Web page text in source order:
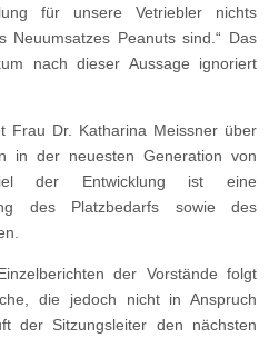
für unsere Vetriebler nichts
Neuumsatzes Peanuts sind.“ Das
nach dieser Aussage ignoriert
Frau Dr. Katharina Meissner über
in der neuesten Generation von
Ziel der Entwicklung ist eine
des Platzbedarfs sowie des
der Vorstände folgt
die jedoch nicht in Anspruch
der Sitzungsleiter den nächsten